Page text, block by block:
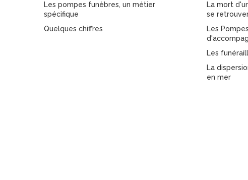
Les pompes funèbres, un métier
spécifique
Quelques chiffres
La mort
se
Les
Les
La
en mer